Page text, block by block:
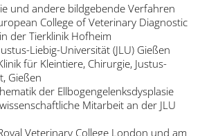
und andere bildgebende Verfahren
College of Veterinary Diagnostic
der Tierklinik Hofheim
Liebig-Universität (JLU) Gießen
für Kleintiere, Chirurgie, Justus-
Gießen
der Ellbogengelenksdysplasie
Mitarbeit an der JLU
Veterinary College London und am